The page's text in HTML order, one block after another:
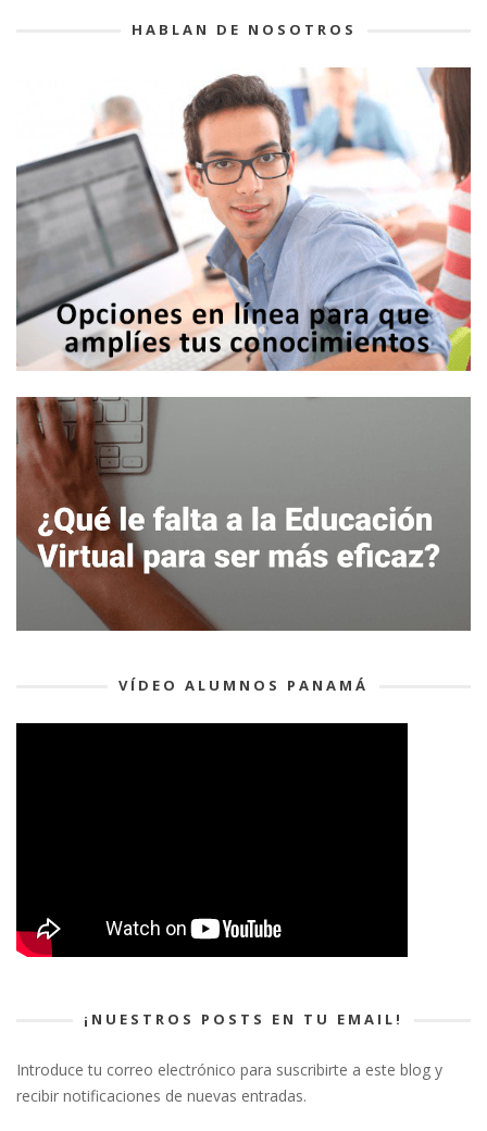
HABLAN DE NOSOTROS
VÍDEO ALUMNOS PANAMÁ
¡NUESTROS POSTS EN TU EMAIL!
Introduce tu correo electrónico para suscribirte a este blog y
recibir notificaciones de nuevas entradas.